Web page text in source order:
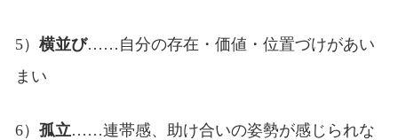
5） 横並び……自分の存在・価値・位置づけがあい
まい
6） 孤立……連帯感、助け合いの姿勢が感じられな